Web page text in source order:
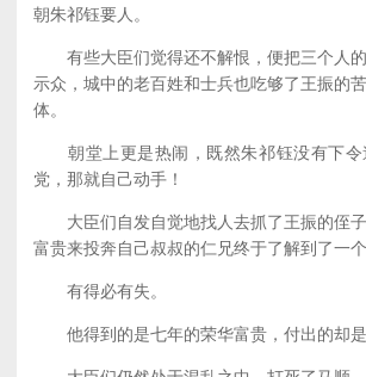
朝朱祁钰要人。
有些大臣们觉得还不解恨，便把三个人的
示众，城中的老百姓和士兵也吃够了王振的
体。
朝堂上更是热闹，既然朱祁钰没有下令
党，那就自己动手！
大臣们自发自觉地找人去抓了王振的侄子
富贵来投奔自己叔叔的仁兄终于了解到了一个
有得必有失。
他得到的是七年的荣华富贵，付出的却是